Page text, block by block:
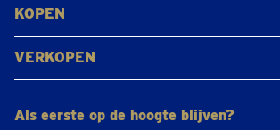
KOPEN
Goud kopen
Platina en palladium kopen
Zilver kopen
VERKOPEN
Gouden juwelen
Gouden munten
Gouden staven
Als eerste op de hoogte blijven?